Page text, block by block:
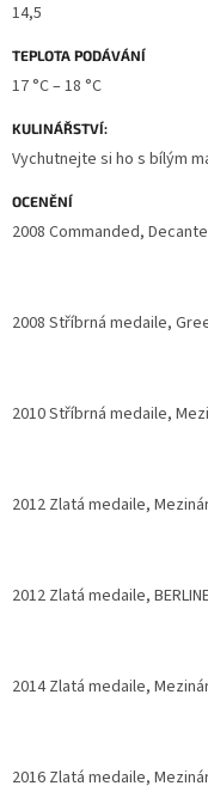
14,5
TEPLOTA PODÁVÁNÍ
17 °C – 18 °C
KULINÁŘSTVÍ:
Vychutnejte si ho s bílým
OCENĚNÍ
2008 Commanded,
2008 Stříbrná medaile,
2010 Stříbrná medaile,
2012 Zlatá medaile,
2012 Zlatá medaile,
2014 Zlatá medaile,
2016 Zlatá medaile,